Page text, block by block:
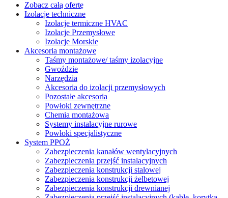
Zobacz całą ofertę
Izolacje techniczne
Izolacje termiczne HVAC
Izolacje Przemysłowe
Izolacje Morskie
Akcesoria montażowe
Taśmy montażowe/ taśmy izolacyjne
Gwoździe
Narzędzia
Akcesoria do izolacji przemysłowych
Pozostałe akcesoria
Powłoki zewnętrzne
Chemia montażowa
Systemy instalacyjne rurowe
Powłoki specjalistyczne
System PPOŻ
Zabezpieczenia kanałów wentylacyjnych
Zabezpieczenia przejść instalacyjnych
Zabezpieczenia konstrukcji stalowej
Zabezpieczenia konstrukcji żelbetowej
Zabezpieczenia konstrukcji drewnianej